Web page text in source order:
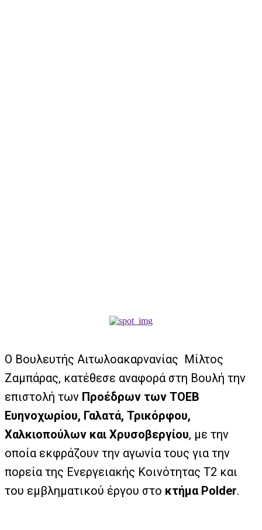
Ο Βουλευτής Αιτωλοακαρνανίας Μίλτος
Ζαμπάρας, κατέθεσε αναφορά στη Βουλή την
επιστολή των Προέδρων των ΤΟΕΒ
Ευηνοχωρίου, Γαλατά, Τρικόρφου,
Χαλκιοπούλων και Χρυσοβεργίου, με την
οποία εκφράζουν την αγωνία τους για την
πορεία της Ενεργειακής Κοινότητας Τ2 και
του εμβληματικού έργου στο κτήμα Polder.